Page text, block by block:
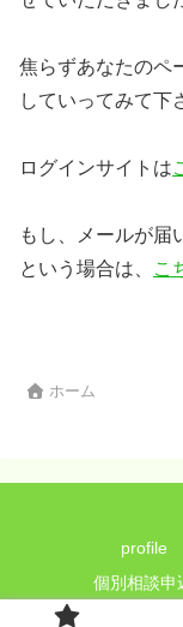
焦らずあなたのペ
していってみて下
ログインサイトは
もし、メールが届
という場合は、
こ
ホーム
profile
個別相談申